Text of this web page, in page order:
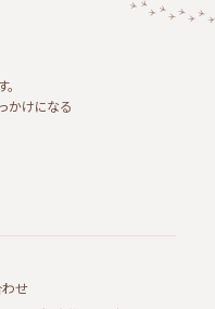
かけになる
せ